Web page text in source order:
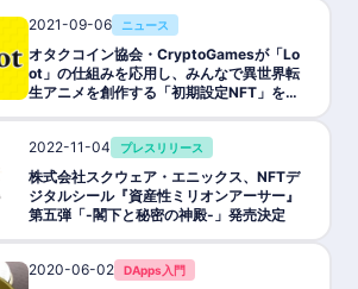
2021-09-06 ニュース
オタクコイン協会・CryptoGamesが「Lo
ot」の仕組みを応用し、みんなで異世界転
生アニメを創作する「初期設定NFT」を無
2022-11-04
プレスリリース
株式会社スクウェア・エニックス、NFTデ
ジタルシール『資産性ミリオンアーサー』
第五弾「-閣下と秘密の神殿-」発売決定
2020-06-02 DApps入門